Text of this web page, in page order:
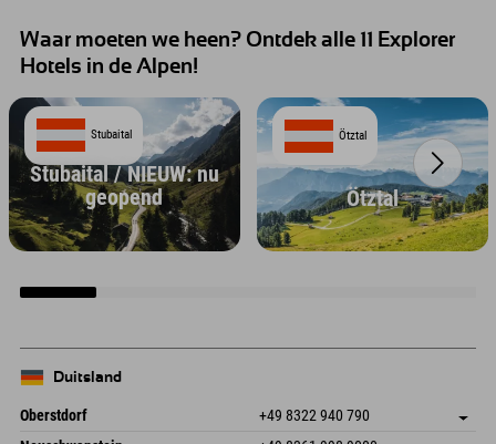
Waar moeten we heen? Ontdek alle 11 Explorer
Hotels in de Alpen!
Stubaital
Stubaital / NIEUW: nu
geopend
Ötztal
Ötztal
Duitsland
Oberstdorf +49 8322 940 790
An der Breitach 3
Adres opslaan